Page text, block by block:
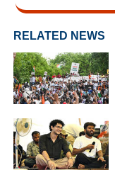
RELATED NEWS